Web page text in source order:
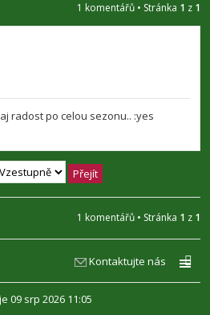
1 komentářů • Stránka 1 z 1
radost po celou sezonu.. :yes
1 komentářů • Stránka 1 z 1
Kontaktujte nás
09 srp 2026 11:05